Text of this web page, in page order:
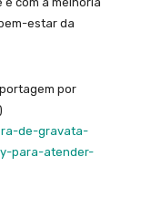
estar da
por
de-gravata-
para-atender-